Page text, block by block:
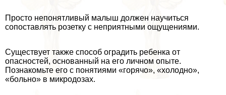
Просто непонятливый малыш должен научиться
сопоставлять розетку с неприятными ощущениями.
Существует также способ оградить ребенка от
опасностей, основанный на его личном опыте.
Познакомьте его с понятиями «горячо», «холодно»,
«больно» в микродозах.